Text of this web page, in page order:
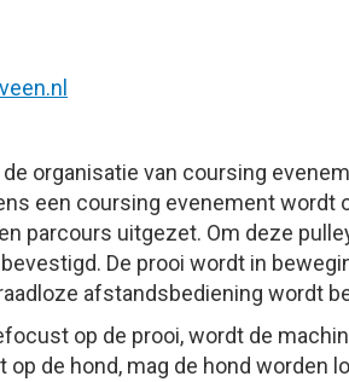
organisatie van coursing
een coursing evenement wordt
parcours uitgezet. Om deze
De prooi wordt in
afstandsbediening wordt
op de prooi, wordt de
de hond, mag de hond worden